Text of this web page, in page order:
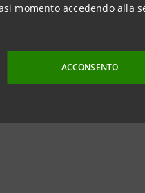
momento accedendo alla
ACCONSENTO